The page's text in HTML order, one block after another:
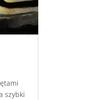
szybki